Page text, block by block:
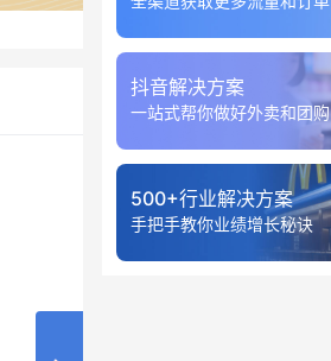
抖音解决方案
一站式帮你做好外卖和团购
500+行业解决方案
手把手教你业绩增长秘诀